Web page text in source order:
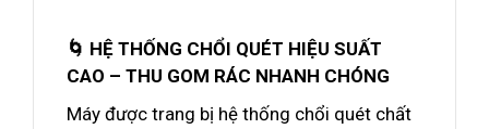
🌀 HỆ THỐNG CHỔI QUÉT HIỆU SUẤT
CAO – THU GOM RÁC NHANH CHÓNG
Máy được trang bị hệ thống chổi quét chất